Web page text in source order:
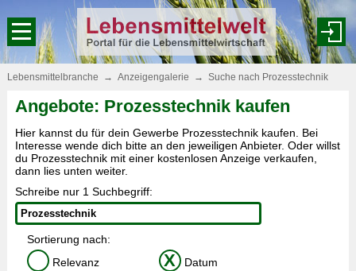
Lebensmittelbranche → Anzeigengalerie → Suche nach Prozesstechnik
Angebote: Prozesstechnik kaufen
Hier kannst du für dein Gewerbe Prozesstechnik kaufen. Bei
Interesse wende dich bitte an den jeweiligen Anbieter. Oder willst
du Prozesstechnik mit einer kostenlosen Anzeige verkaufen,
dann lies unten weiter.
Schreibe nur 1 Suchbegriff:
Sortierung nach:
Relevanz
X Datum